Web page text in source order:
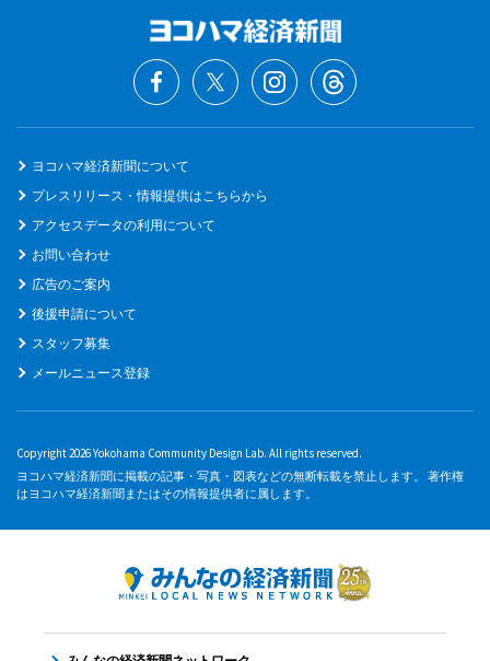
ヨコハマ経済新聞について
プレスリリース・情報提供はこちらから
アクセスデータの利用について
お問い合わせ
広告のご案内
後援申請について
スタッフ募集
メールニュース登録
Copyright 2026 Yokohama Community Design Lab. All rights reserved.
ヨコハマ経済新聞に掲載の記事・写真・図表などの無断転載を禁止します。 著作権
はヨコハマ経済新聞またはその情報提供者に属します。